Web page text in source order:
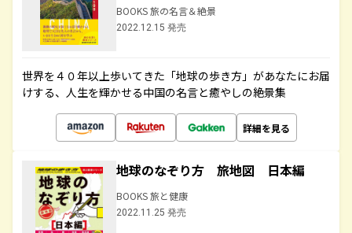
BOOKS 旅の名言＆絶景
2022.12.15 発売
世界を４０年以上歩いてきた「地球の歩き方」があなたにお届
けする、人生を輝かせる中国の名言と癒やしの絶景集
詳細を見る
地球のなぞり方 旅地図 日本編
BOOKS 旅と健康
2022.11.25 発売